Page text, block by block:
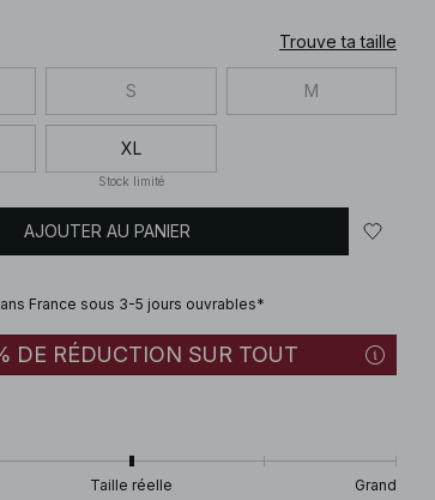
Trouve ta taille
S M
XL
Stock limité
AJOUTER AU PANIER
France sous 3-5 jours ouvrables*
DE RÉDUCTION SUR TOUT
Taille réelle Grand